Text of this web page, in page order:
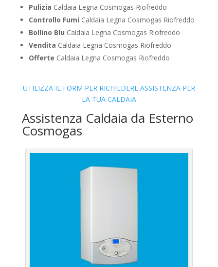
Pulizia Caldaia Legna Cosmogas Riofreddo
Controllo Fumi Caldaia Legna Cosmogas Riofreddo
Bollino Blu Caldaia Legna Cosmogas Riofreddo
Vendita Caldaia Legna Cosmogas Riofreddo
Offerte Caldaia Legna Cosmogas Riofreddo
UTILIZZA IL FORM PER RICHIEDERE ASSISTENZA PER
LA TUA CALDAIA
Assistenza Caldaia da Esterno
Cosmogas